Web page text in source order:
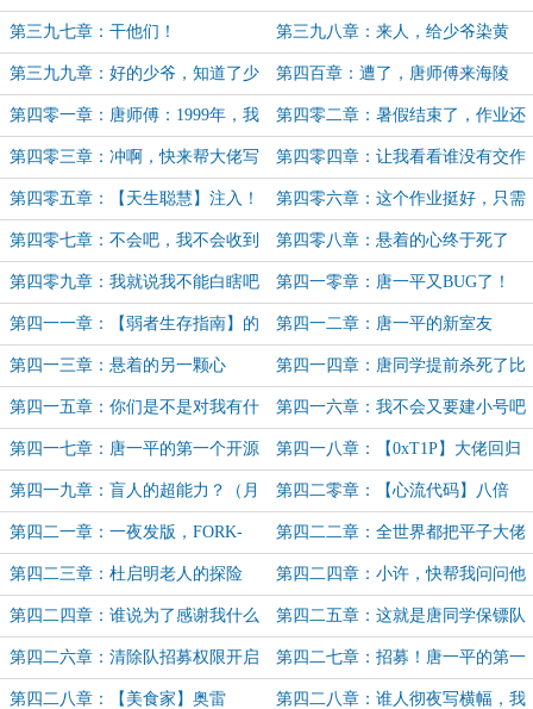
了世界？
第三九七章：干他们！ 第三九八章：来人，给少爷染黄
毛！
第三九九章：好的少爷，知道了少
爷！
第四百章：遭了，唐师傅来海陵
了！
第四零一章：唐师傅：1999年，我
也曾拯救世界（本卷终）
第四零二章：暑假结束了，作业还
没做
第四零三章：冲啊，快来帮大佬写
作业！
第四零四章：让我看看谁没有交作
业
第四零五章：【天生聪慧】注入！
禁止欺负愚蠢的大学生！
第四零六章：这个作业挺好，只需
要再改亿点点
第四零七章：不会吧，我不会收到
自己写的作业吧
第四零八章：悬着的心终于死了
（3K）
第四零九章：我就说我不能白瞎吧 第四一零章：唐一平又BUG了！
第四一一章：【弱者生存指南】的
漏洞
第四一二章：唐一平的新室友
第四一三章：悬着的另一颗心 第四一四章：唐同学提前杀死了比
赛
第四一五章：你们是不是对我有什
么误会？（4K）
第四一六章：我不会又要建小号吧
（4K）
第四一七章：唐一平的第一个开源
团队（月末求月票）
第四一八章：【0xT1P】大佬回归
了！
第四一九章：盲人的超能力？（月
末求月票）
第四二零章：【心流代码】八倍
速！ON！
第四二一章：一夜发版，FORK-
Cane v0.1发布！（月初求月票）
第四二二章：全世界都把平子大佬
蒙在鼓里（4K求月票）
第四二三章：杜启明老人的探险
（5K求月票）
第四二四章：小许，快帮我问问他
是怎么做到的（月初求月票）
第四二四章：谁说为了感谢我什么
都可以做的？（月初求月票）
第四二五章：这就是唐同学保镖队
的面试题
第四二六章：清除队招募权限开启
（4K求月票）
第四二七章：招募！唐一平的第一
个清除队员
第四二八章：【美食家】奥雷 第四二八章：谁人彻夜写横幅，我